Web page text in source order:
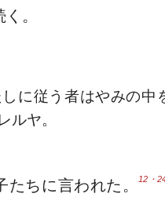
。
に従う者はやみの中
ルヤ。
たちに言われた。12・